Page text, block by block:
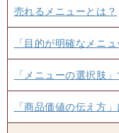
売れるメニューとは？
「目的が明確なメニ
「メニューの選択肢
「商品価値の伝え方